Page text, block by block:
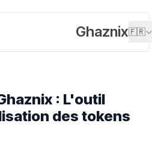
Ghaznix🇫🇷
: L'outil
des tokens